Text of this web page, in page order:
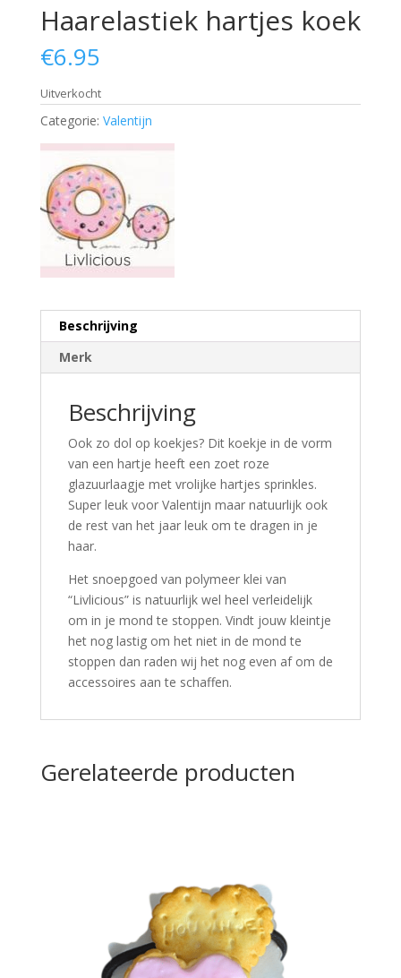
Haarelastiek hartjes koek
€6.95
Uitverkocht
Categorie: Valentijn
Beschrijving
Merk
Beschrijving
Ook zo dol op koekjes? Dit koekje in de vorm
van een hartje heeft een zoet roze
glazuurlaagje met vrolijke hartjes sprinkles.
Super leuk voor Valentijn maar natuurlijk ook
de rest van het jaar leuk om te dragen in je
haar.
Het snoepgoed van polymeer klei van
“Livlicious” is natuurlijk wel heel verleidelijk
om in je mond te stoppen. Vindt jouw kleintje
het nog lastig om het niet in de mond te
stoppen dan raden wij het nog even af om de
accessoires aan te schaffen.
Gerelateerde producten